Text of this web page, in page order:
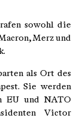
sowohl die
Merz und
als Ort des
Sie werden
EU und NATO
Victor